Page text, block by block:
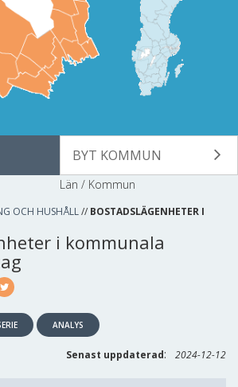
BYT KOMMUN
Län / Kommun
OCH HUSHÅLL// BOSTADSLÄGENHETER I
i kommunala
ANALYS
Senast uppdaterad: 2024-12-12